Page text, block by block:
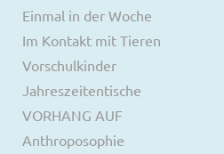
Einmal in der Woche
Im Kontakt mit Tieren
Vorschulkinder
Jahreszeitentische
VORHANG AUF
Anthroposophie